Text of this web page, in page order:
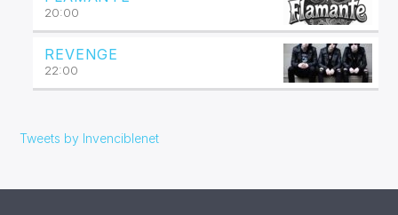
20:00
REVENGE
22:00
Tweets by Invenciblenet